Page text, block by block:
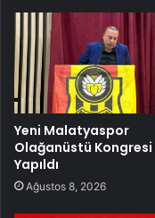
Yeni Malatyaspor
Olağanüstü Kongresi
Yapıldı
Ağustos 8, 2026